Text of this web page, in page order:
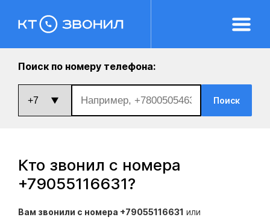
Поиск по номеру телефона:
Поиск
Кто звонил с номера
+79055116631?
Вам звонили с номера +79055116631 или